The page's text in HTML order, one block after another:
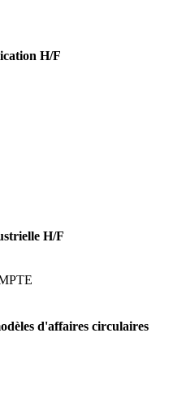
H/F
H/F
d'affaires circulaires